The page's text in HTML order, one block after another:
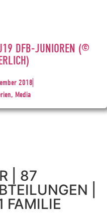
DFB-JUNIOREN (©
2018
Media
| 87
|
FAMILIE